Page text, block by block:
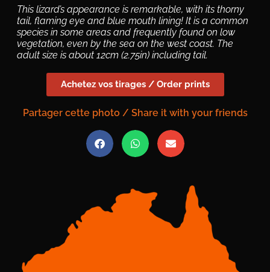
This lizard’s appearance is remarkable, with its thorny
tail, flaming eye and blue mouth lining! It is a common
species in some areas and frequently found on low
vegetation, even by the sea on the west coast. The
adult size is about 12cm (2.75in) including tail.
Achetez vos tirages / Order prints
Partager cette photo / Share it with your friends